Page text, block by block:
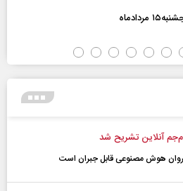
آنلاین تشریح شد
هوش مصنوعی قابل جبران است